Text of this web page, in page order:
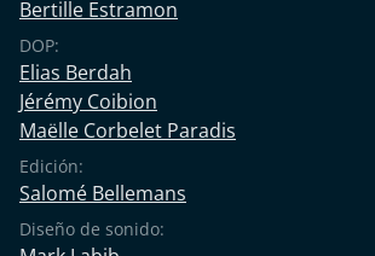
Bertille Estramon
DOP:
Elias Berdah
Jérémy Coibion
Maëlle Corbelet Paradis
Edición:
Salomé Bellemans
Diseño de sonido: